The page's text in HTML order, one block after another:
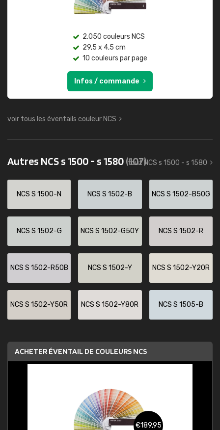
2.050 couleurs NCS
29,5 x 4,5 cm
10 couleurs par page
Infos / commande
voir tous les éventails couleur NCS
Autres NCS s 1500 - s 1580(107)
tout NCS s 1500 - s 1580
NCS S 1500-N NCS S 1502-B NCS S 1502-B50G
NCS S 1502-G NCS S 1502-G50Y NCS S 1502-R
NCS S 1502-R50B NCS S 1502-Y NCS S 1502-Y20R
NCS S 1502-Y50R NCS S 1502-Y80R NCS S 1505-B
ACHETER ÉVENTAIL DE COULEURS NCS
€189,95